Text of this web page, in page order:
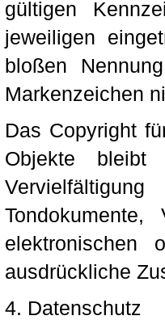
gültigen
jeweiligen
bloßen
Markenzeichen
Das Copyright
Objekte
elektronischen
ausdrückliche
4. Datenschutz